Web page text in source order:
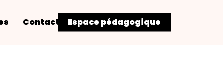
Contact Espace pédagogique